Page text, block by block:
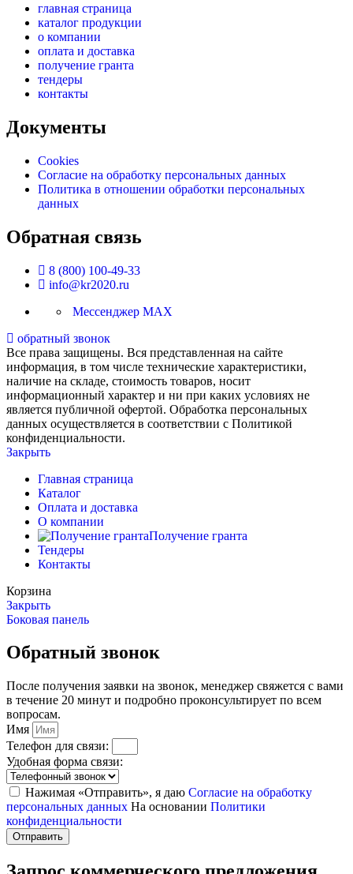
главная страница
каталог продукции
о компании
оплата и доставка
получение гранта
тендеры
контакты
Документы
Cookies
Согласие на обработку персональных данных
Политика в отношении обработки персональных
данных
Обратная связь
8 (800) 100-49-33
info@kr2020.ru
Мессенджер MAX
обратный звонок
Все права защищены. Вся представленная на сайте
информация, в том числе технические характеристики,
наличие на складе, стоимость товаров, носит
информационный характер и ни при каких условиях не
является публичной офертой. Обработка персональных
данных осуществляется в соответствии с Политикой
конфиденциальности.
Закрыть
Главная страница
Каталог
Оплата и доставка
О компании
Получение гранта
Тендеры
Контакты
Корзина
Закрыть
Боковая панель
Обратный звонок
После получения заявки на звонок, менеджер свяжется с вами
в течение 20 минут и подробно проконсультирует по всем
вопросам.
Имя
Телефон для связи:
Удобная форма связи:
Нажимая «Отправить», я даю Согласие на обработку
персональных данных На основании Политики
конфиденциальности
Отправить